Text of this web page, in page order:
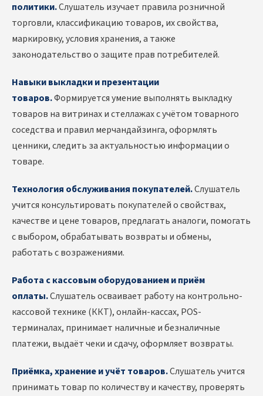
политики.Слушатель изучает правила розничной
торговли, классификацию товаров, их свойства,
маркировку, условия хранения, а также
законодательство о защите прав потребителей.
Навыки выкладки и презентации
товаров.Формируется умение выполнять выкладку
товаров на витринах и стеллажах с учётом товарного
соседства и правил мерчандайзинга, оформлять
ценники, следить за актуальностью информации о
товаре.
Технология обслуживания покупателей.Слушатель
учится консультировать покупателей о свойствах,
качестве и цене товаров, предлагать аналоги, помогать
с выбором, обрабатывать возвраты и обмены,
работать с возражениями.
Работа с кассовым оборудованием и приём
оплаты.Слушатель осваивает работу на контрольно-
кассовой технике (ККТ), онлайн-кассах, POS-
терминалах, принимает наличные и безналичные
платежи, выдаёт чеки и сдачу, оформляет возвраты.
Приёмка, хранение и учёт товаров.Слушатель учится
принимать товар по количеству и качеству, проверять